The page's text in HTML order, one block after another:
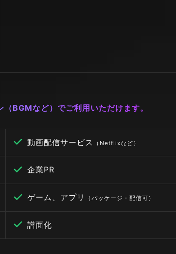
BGMなど）でご利用いただけます。
動画配信サービス （Netflixなど）
企業PR
ゲーム、アプリ （パッケージ・配信可）
譜面化